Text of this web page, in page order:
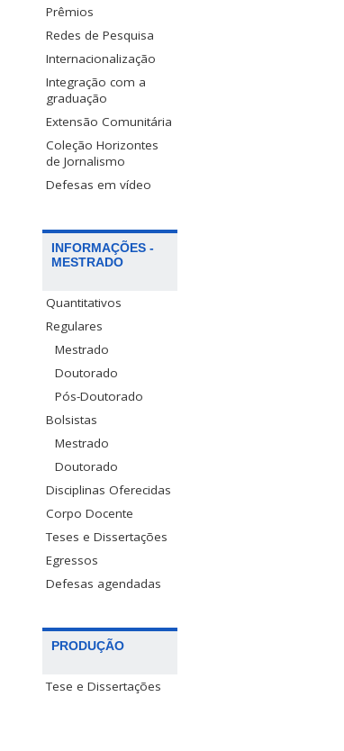
Prêmios
Redes de Pesquisa
Internacionalização
Integração com a
graduação
Extensão Comunitária
Coleção Horizontes
de Jornalismo
Defesas em vídeo
INFORMAÇÕES -
MESTRADO
Quantitativos
Regulares
Mestrado
Doutorado
Pós-Doutorado
Bolsistas
Mestrado
Doutorado
Disciplinas Oferecidas
Corpo Docente
Teses e Dissertações
Egressos
Defesas agendadas
PRODUÇÃO
Tese e Dissertações